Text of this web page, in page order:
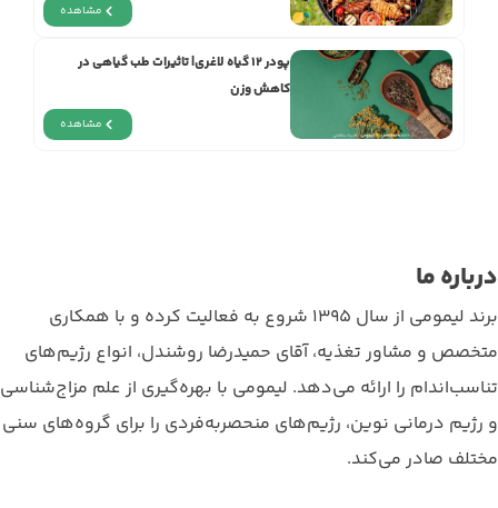
مشاهده
پودر ۱۲ گیاه لاغری| تاثیرات طب گیاهی در
کاهش وزن
مشاهده
درباره ما
برند لیمومی از سال 1395 شروع به فعالیت کرده و با همکاری
متخصص و مشاور تغذیه، آقای حمیدرضا روشندل، انواع رژیم‌های
تناسب‌اندام را ارائه می‌دهد. لیمومی با بهره‌گیری از علم مزاج‌‌شناسی
و رژیم درمانی نوین، رژیم‌های منحصربه‌فردی را برای گروه‌های سنی
مختلف صادر می‌کند.